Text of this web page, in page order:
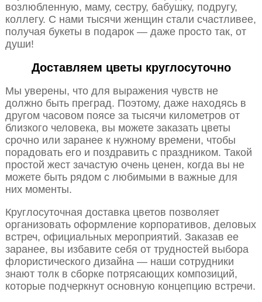
возлюбленную, маму, сестру, бабушку, подругу,
коллегу. С нами тысячи женщин стали счастливее,
получая букеты в подарок — даже просто так, от
души!
Доставляем цветы круглосуточно
Мы уверены, что для выражения чувств не
должно быть преград. Поэтому, даже находясь в
другом часовом поясе за тысячи километров от
близкого человека, вы можете заказать цветы
срочно или заранее к нужному времени, чтобы
порадовать его и поздравить с праздником. Такой
простой жест зачастую очень ценен, когда вы не
можете быть рядом с любимыми в важные для
них моменты.
Круглосуточная доставка цветов позволяет
организовать оформление корпоративов, деловых
встреч, официальных мероприятий. Заказав ее
заранее, вы избавите себя от трудностей выбора
флористического дизайна — наши сотрудники
знают толк в сборке потрясающих композиций,
которые подчеркнут основную концепцию встречи.